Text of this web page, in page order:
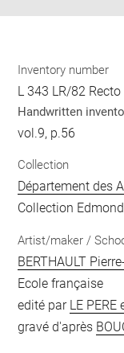
Inventory number
L 343 LR/82 Recto
Handwritten
vol.9, p.56
Collection
Département des
Collection
Artist/maker /
BERTHAULT
Ecole française
edité par LE PERE
gravé d'après